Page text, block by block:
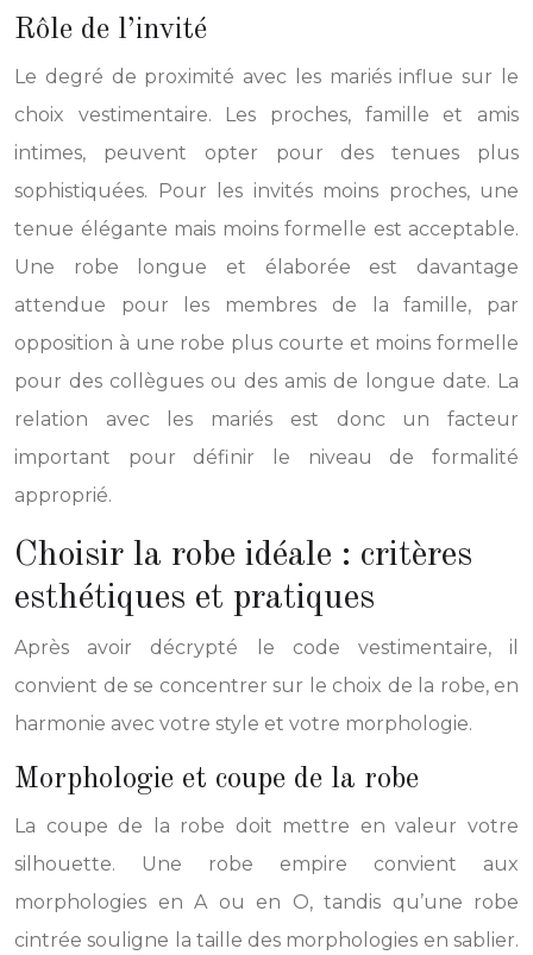
Rôle de l’invité
Le degré de proximité avec les mariés influe sur le
choix vestimentaire. Les proches, famille et amis
intimes, peuvent opter pour des tenues plus
sophistiquées. Pour les invités moins proches, une
tenue élégante mais moins formelle est acceptable.
Une robe longue et élaborée est davantage
attendue pour les membres de la famille, par
opposition à une robe plus courte et moins formelle
pour des collègues ou des amis de longue date. La
relation avec les mariés est donc un facteur
important pour définir le niveau de formalité
approprié.
Choisir la robe idéale : critères
esthétiques et pratiques
Après avoir décrypté le code vestimentaire, il
convient de se concentrer sur le choix de la robe, en
harmonie avec votre style et votre morphologie.
Morphologie et coupe de la robe
La coupe de la robe doit mettre en valeur votre
silhouette. Une robe empire convient aux
morphologies en A ou en O, tandis qu’une robe
cintrée souligne la taille des morphologies en sablier.